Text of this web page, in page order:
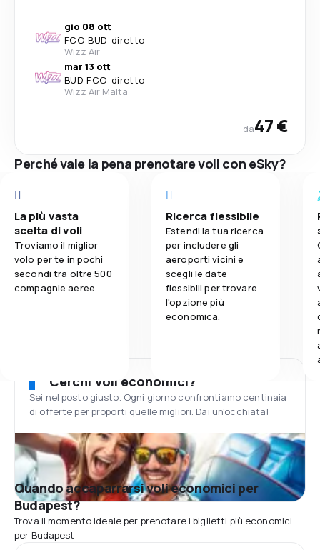
gio 08 ott
FCO-BUD· diretto
Wizz Air
mar 13 ott
BUD-FCO· diretto
Wizz Air Malta
da47 €
Perché vale la pena prenotare voli con eSky?
La più vasta
scelta di voli
Troviamo il miglior
volo per te in pochi
secondi tra oltre 500
compagnie aeree.
Ricerca flessibile
Estendi la tua ricerca
per includere gli
aeroporti vicini e
scegli le date
flessibili per trovare
l'opzione più
economica.
Cerchi voli economici?
Sei nel posto giusto. Ogni giorno confrontiamo centinaia
di offerte per proporti quelle migliori. Dai un'occhiata!
Quando accaparrarsi voli economici per
Budapest?
Trova il momento ideale per prenotare i biglietti più economici
per Budapest